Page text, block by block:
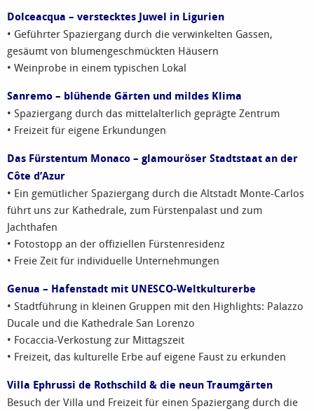
Dolceacqua – verstecktes Juwel in Ligurien
• Geführter Spaziergang durch die verwinkelten Gassen,
gesäumt von blumengeschmückten Häusern
• Weinprobe in einem typischen Lokal
Sanremo – blühende Gärten und mildes Klima
• Spaziergang durch das mittelalterlich geprägte Zentrum
• Freizeit für eigene Erkundungen
Das Fürstentum Monaco – glamouröser Stadtstaat an der
Côte d’Azur
• Ein gemütlicher Spaziergang durch die Altstadt Monte-Carlos
führt uns zur Kathedrale, zum Fürstenpalast und zum
Jachthafen
• Fotostopp an der offiziellen Fürstenresidenz
• Freie Zeit für individuelle Unternehmungen
Genua – Hafenstadt mit UNESCO-Weltkulturerbe
• Stadtführung in kleinen Gruppen mit den Highlights: Palazzo
Ducale und die Kathedrale San Lorenzo
• Focaccia-Verkostung zur Mittagszeit
• Freizeit, das kulturelle Erbe auf eigene Faust zu erkunden
Villa Ephrussi de Rothschild & die neun Traumgärten
Besuch der Villa und Freizeit für einen Spaziergang durch die